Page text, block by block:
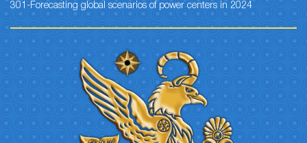
301-Forecasting global scenarios of power centers in 2024